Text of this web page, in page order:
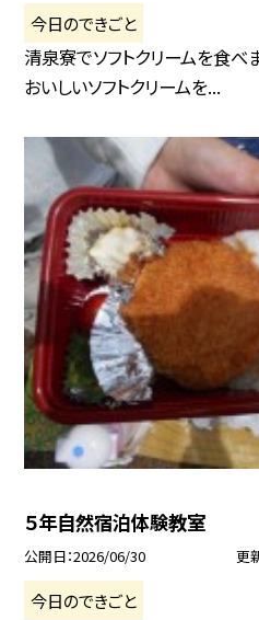
今日のできごと
清泉寮でソフトクリームを食べ
おいしいソフトクリームを...
５年自然宿泊体験教室
公開日 2026/06/30 更
今日のできごと